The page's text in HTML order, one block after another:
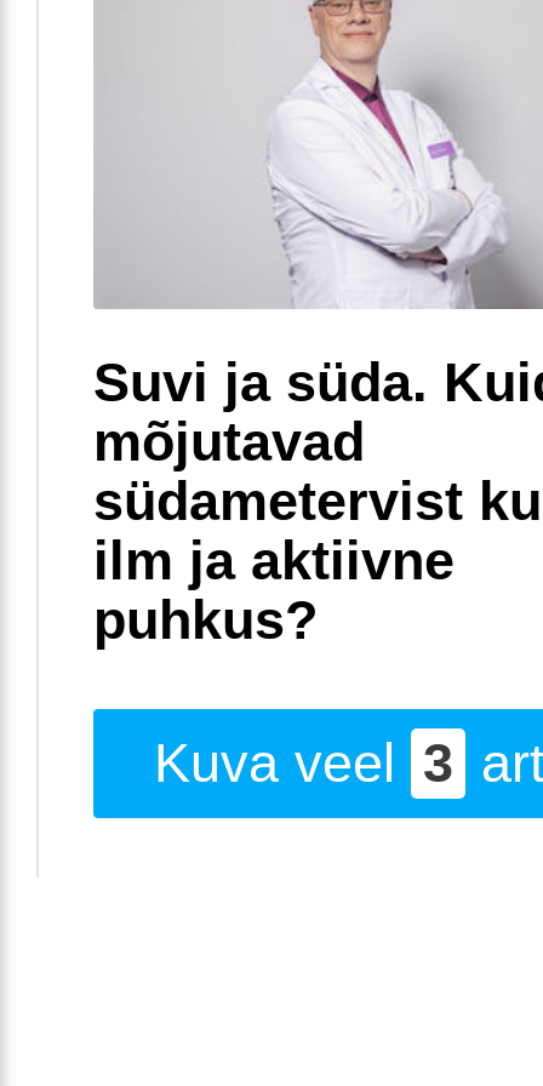
Suvi ja süda.
mõjutavad
südametervist
ilm ja aktiivne
puhkus?
Kuva veel 3